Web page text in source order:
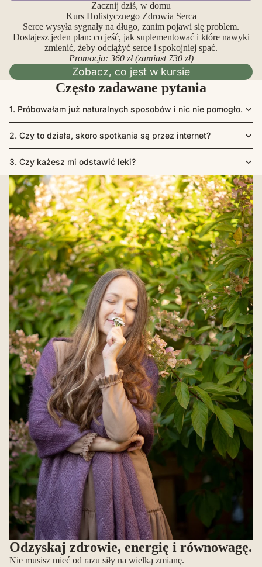
Zacznij dziś, w domu
Kurs Holistycznego Zdrowia Serca
Serce wysyła sygnały na długo, zanim pojawi się problem.
Dostajesz jeden plan: co jeść, jak suplementować i które nawyki
zmienić, żeby odciążyć serce i spokojniej spać.
Promocja: 360 zł (zamiast 730 zł)
Zobacz, co jest w kursie
Często zadawane pytania
1. Próbowałam już naturalnych sposobów i nic nie pomogło.
2. Czy to działa, skoro spotkania są przez internet?
3. Czy każesz mi odstawić leki?
Odzyskaj zdrowie, energię i równowagę.
Nie musisz mieć od razu siły na wielką zmianę.